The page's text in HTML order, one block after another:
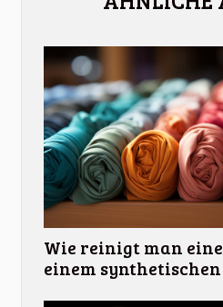
Wie reinigt man
einem